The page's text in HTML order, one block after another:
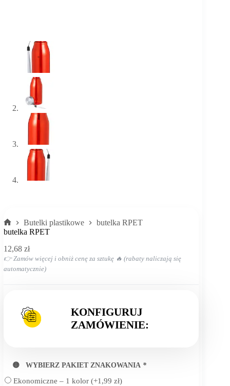
Strona
Butelki plastikowe
butelka RPET
butelka RPET
12,68 zł
👉 Zamów więcej i obniż cenę za sztukę 🔥 (rabaty naliczają się
automatycznie)
KONFIGURUJ
ZAMÓWIENIE:
🟡 WYBIERZ PAKIET ZNAKOWANIA *
Ekonomiczne – 1 kolor (+1,99 zł)